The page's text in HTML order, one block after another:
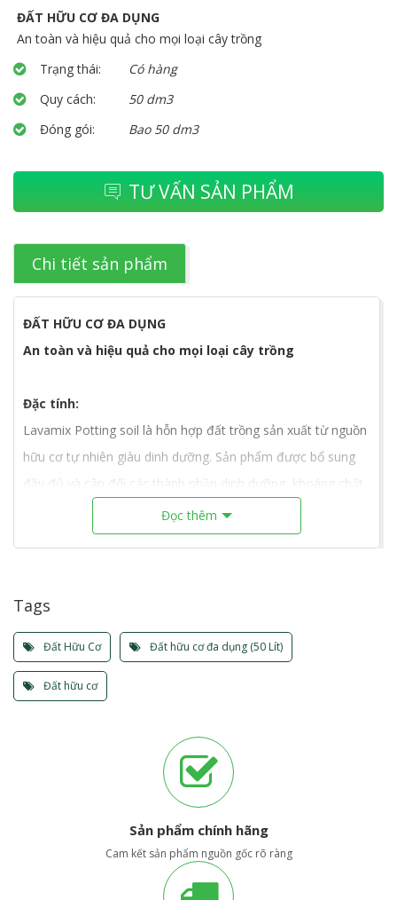
ĐẤT HỮU CƠ ĐA DỤNG
An toàn và hiệu quả cho mọi loại cây trồng
Trạng thái:
Có hàng
Quy cách:
50 dm3
Đóng gói:
Bao 50 dm3
TƯ VẤN SẢN PHẨM
Chi tiết sản phẩm
ĐẤT HỮU CƠ ĐA DỤNG
An toàn và hiệu quả cho mọi loại cây trồng
Đặc tính:
Lavamix Potting soil là hỗn hợp đất trồng sản xuất từ nguồn
hữu cơ tự nhiên giàu dinh dưỡng. Sản phẩm được bổ sung
đầy đủ và cân đối các thành phần dinh dưỡng, khoáng chất,
Sản phẩm đã xử lý tuyến trùng gây hại cho cây trồng và môi
từ rác thải, không tồn dư kim loại nặng, đảm bảo đặc tính
thân thiện với môi trường, phù hợp cho quy trình trồng rau
hữu cơ, rau sạch.
Các chất hữu cơ tự nhiên giàu dinh dưỡng; khoáng chất đa,
trung, vi lượng; vi sinh vật có ích và nguồn hữu cơ sinh học
Hướng dẫn sử dụng:
Dùng Lavamix Potting soil để gieo, trồng mới: rau màu, hoa
Đọc thêm
Tags
Đất Hữu Cơ Đất hữu cơ đa dụng (50 Lít)
Đất hữu cơ
Sản phẩm chính hãng
Cam kết sản phẩm nguồn gốc rõ ràng